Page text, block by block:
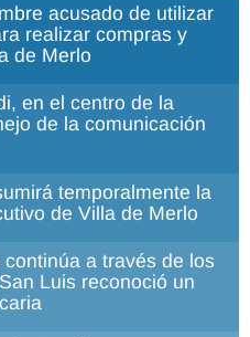
acusado de utilizar
realizar compras y
de Merlo
en el centro de la
de la comunicación
temporalmente la
de Villa de Merlo
a través de los
Luis reconoció un